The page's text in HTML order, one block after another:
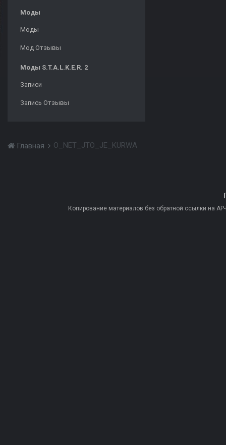
Моды
Моды
Мод Отзывы
Моды S.T.A.L.K.E.R. 2
Записи
Запись Отзывы
Главная O_NET_JTO_JE_KURWA
Копирование материалов без обратной ссылки на